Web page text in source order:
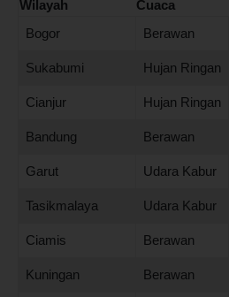
Wilayah Cuaca
Bogor
Berawan
Sukabumi Hujan Ringan
Cianjur Hujan Ringan
Bandung Berawan
Garut Udara Kabur
Tasikmalaya Udara Kabur
Ciamis Berawan
Kuningan Berawan